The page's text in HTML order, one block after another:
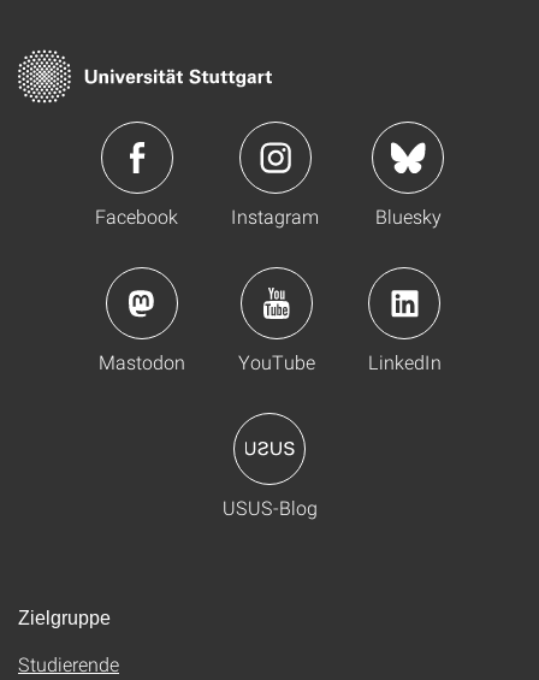
Facebook Instagram Bluesky
Mastodon YouTube LinkedIn
USUS-Blog
Zielgruppe
Studierende